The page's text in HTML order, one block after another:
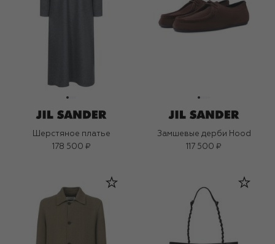
Шерстяное платье
178 500 ₽
Замшевые дерби Hood
117 500 ₽